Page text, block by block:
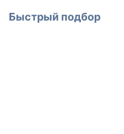
Быстрый подбор